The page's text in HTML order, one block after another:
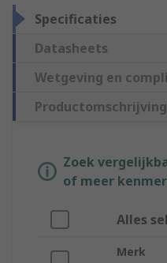
Specificaties
Datasheets
Wetgeving en
Productomschrijving
Zoek
of meer
Alles
Merk